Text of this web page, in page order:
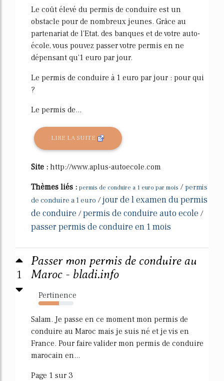
Le coût élevé du permis de conduire est un
obstacle pour de nombreux jeunes. Grâce au
partenariat de l'Etat, des banques et de votre auto-
école, vous pouvez passer votre permis en ne
dépensant qu'1 euro par jour.
Le permis de conduire à 1 euro par jour : pour qui
?
Le permis de...
LIRE LA SUITE
Site : http://www.aplus-autoecole.com
Thèmes liés : permis de conduire a 1 euro par mois / permis
de conduire a 1 euro /jour de l examen du permis
de conduire /permis de conduire auto ecole /
passer permis de conduire en 1 mois
1
Passer mon permis de conduire au
Maroc - bladi.info
Pertinence
58%
Salam. Je passe en ce moment mon permis de
conduire au Maroc mais je suis né et je vis en
France. Pour faire valider mon permis de conduire
marocain en...
Page 1 sur 3